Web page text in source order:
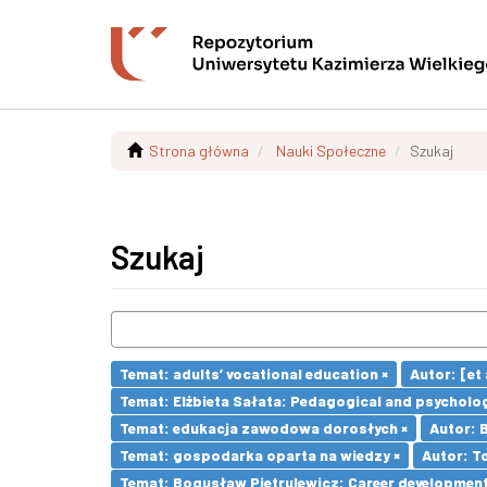
Strona główna Nauki Społeczne Szukaj
Szukaj
Temat: adults’ vocational education × Autor: [et
Temat: Elżbieta Sałata: Pedagogical and
Temat: edukacja zawodowa dorosłych ×
Autor:
Temat: gospodarka oparta na wiedzy ×
Autor:
Temat: Bogusław Pietrulewicz: Career